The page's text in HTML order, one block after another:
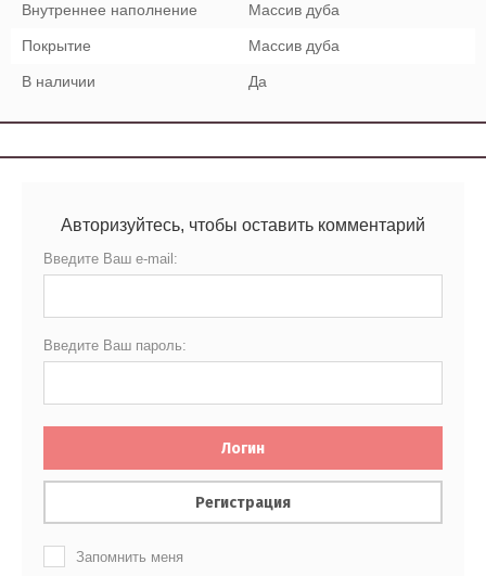
Внутреннее наполнение Массив дуба
Покрытие Массив дуба
В наличии Да
Авторизуйтесь, чтобы оставить комментарий
Введите Ваш e-mail:
Введите Ваш пароль:
Логин
Регистрация
Запомнить меня